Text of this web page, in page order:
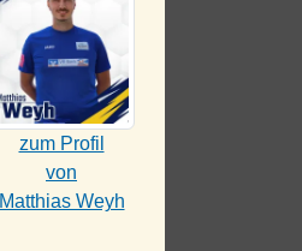
zum Profil
von
Matthias Weyh